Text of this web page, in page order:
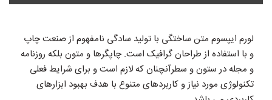
لورم ایپسوم متن ساختگی با تولید سادگی نامفهوم از صنعت چاپ
و با استفاده از طراحان گرافیک است. چاپگرها و متون بلکه روزنامه
و مجله در ستون و سطرآنچنان که لازم است و برای شرایط فعلی
تکنولوژی مورد نیاز و کاربردهای متنوع با هدف بهبود ابزارهای